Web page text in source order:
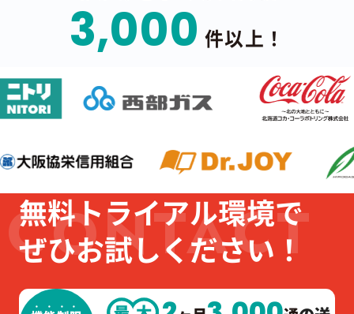
3,000 件以上！
無料トライアル環境で
ぜひお試しください！